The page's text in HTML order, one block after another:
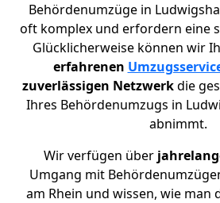
Behördenumzüge in
oft komplex und erfordern eine
Glücklicherweise können wir
erfahrenen
zuverlässigen Netzwerkdie
Ihres Behördenumzugs in
abnimmt.
Wir verfügen über
Umgang mit
am Rhein und wissen, wie man